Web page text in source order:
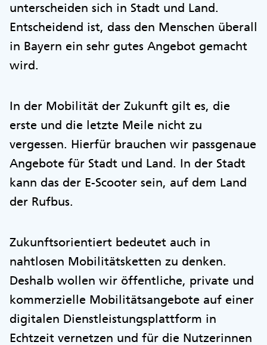
unterscheiden sich in Stadt und Land.
Entscheidend ist, dass den Menschen überall
in Bayern ein sehr gutes Angebot gemacht
wird.
In der Mobilität der Zukunft gilt es, die
erste und die letzte Meile nicht zu
vergessen. Hierfür brauchen wir passgenaue
Angebote für Stadt und Land. In der Stadt
kann das der E-Scooter sein, auf dem Land
der Rufbus.
Zukunftsorientiert bedeutet auch in
nahtlosen Mobilitätsketten zu denken.
Deshalb wollen wir öffentliche, private und
kommerzielle Mobilitätsangebote auf einer
digitalen Dienstleistungsplattform in
Echtzeit vernetzen und für die Nutzerinnen